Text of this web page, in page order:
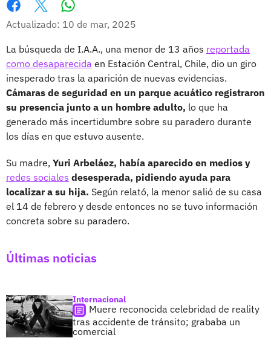
Facebook
X
Actualizado: 10 de mar, 2025
La búsqueda de I.A.A., una menor de 13 años reportada
como desaparecida en Estación Central, Chile, dio un giro
inesperado tras la aparición de nuevas evidencias.
Cámaras de seguridad en un parque acuático registraron
su presencia junto a un hombre adulto, lo que ha
generado más incertidumbre sobre su paradero durante
los días en que estuvo ausente.
Su madre, Yuri Arbeláez, había aparecido en medios y
redes sociales desesperada, pidiendo ayuda para
localizar a su hija. Según relató, la menor salió de su casa
el 14 de febrero y desde entonces no se tuvo información
concreta sobre su paradero.
Últimas noticias
Internacional
Muere reconocida celebridad de reality
tras accidente de tránsito; grababa un
comercial